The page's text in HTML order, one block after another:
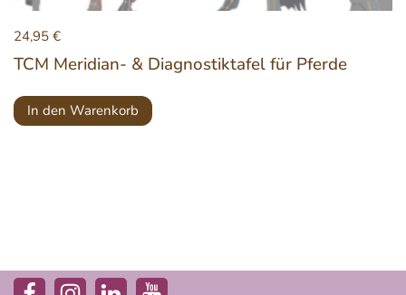
24,95 €
TCM Meridian- & Diagnostiktafel für Pferde
In den Warenkorb